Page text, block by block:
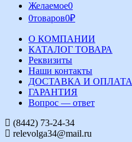
Желаемое0
0товаров0₽
О КОМПАНИИ
КАТАЛОГ ТОВАРА
Реквизиты
Наши контакты
ДОСТАВКА И ОПЛАТА
ГАРАНТИЯ
Вопрос — ответ
(8442) 73-24-34
relevolga34@mail.ru